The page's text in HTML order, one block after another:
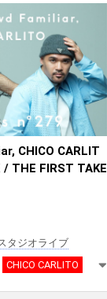
CHICO CARLIT
/ THE FIRST TAKE
タジオライブ
CHICO CARLITO